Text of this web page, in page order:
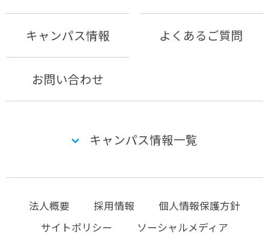
キャンパス情報 よくあるご質問
お問い合わせ
キャンパス情報一覧
法人概要 採用情報
個人情報保護方針
サイトポリシー
ソーシャルメディア